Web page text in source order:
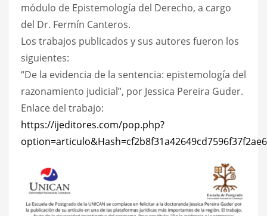
módulo de Epistemología del Derecho, a cargo
del Dr. Fermín Canteros.
Los trabajos publicados y sus autores fueron los
siguientes:
“De la evidencia de la sentencia: epistemología del
razonamiento judicial”, por Jessica Pereira Guder.
Enlace del trabajo:
https://ijeditores.com/pop.php?